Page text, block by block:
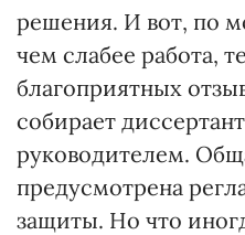
решения. И вот, по
чем слабее работа,
благоприятных
собирает
руководителем.
предусмотрена
защиты. Но что